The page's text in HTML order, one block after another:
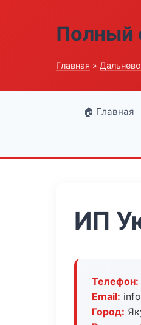
Полный
Главная »
🏠 Главная
ИП
Телефон:
Email:
Город: